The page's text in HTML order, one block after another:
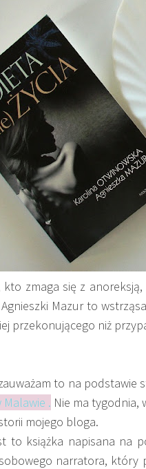
zmaga się z
Mazur to
przekonującego niż
to na
. Nie ma tygodnia,
mojego bloga.
to książka napisana na
narratora,